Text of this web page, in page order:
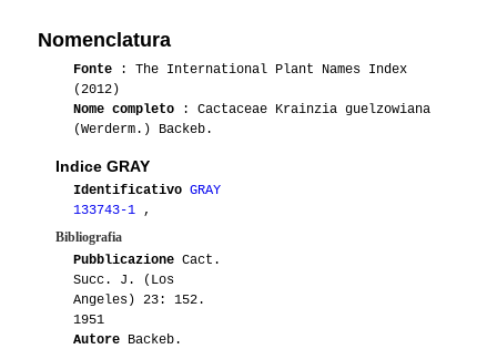
Nomenclatura
Fonte : The International Plant Names Index
(2012)
Nome completo : Cactaceae Krainzia guelzowiana
(Werderm.) Backeb.
Indice GRAY
Identificativo GRAY
133743-1 ,
Bibliografia
Pubblicazione Cact.
Succ. J. (Los
Angeles) 23: 152.
1951
Autore Backeb.